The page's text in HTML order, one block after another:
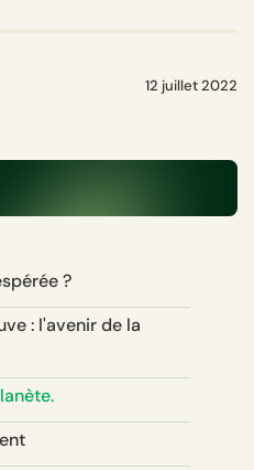
12 juillet 2022
?
: l'avenir de la